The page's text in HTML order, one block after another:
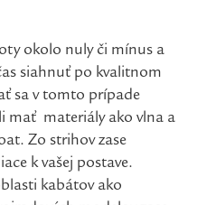
okolo nuly či mínus a
siahnuť po kvalitnom
sa v tomto prípade
mať materiály ako vlna a
Zo strihov zase
k vašej postave.
kabátov ako